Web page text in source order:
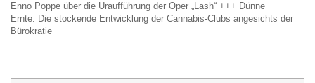
Enno Poppe über die Uraufführung der Oper „Lash“ +++ Dünne
Ernte: Die stockende Entwicklung der Cannabis-Clubs angesichts der
Bürokratie